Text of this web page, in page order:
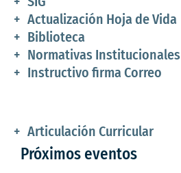
Actualización Hoja de Vida
Biblioteca
Normativas Institucionales
Instructivo firma Correo
Articulación Curricular
Solicitud certificado laboral
Próximos eventos